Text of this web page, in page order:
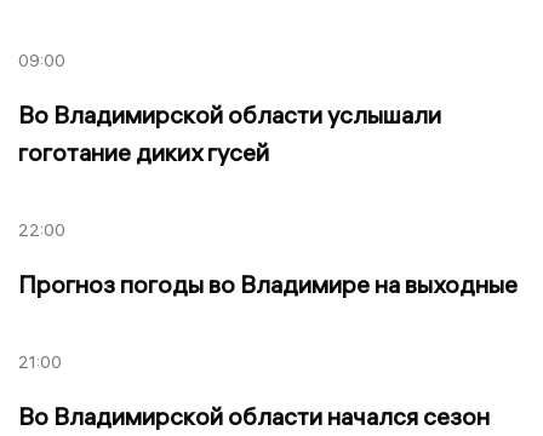
09:00
Во Владимирской области услышали
гоготание диких гусей
22:00
Прогноз погоды во Владимире на выходные
21:00
Во Владимирской области начался сезон